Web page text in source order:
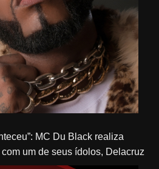
um de seus ídolos, Delacruz